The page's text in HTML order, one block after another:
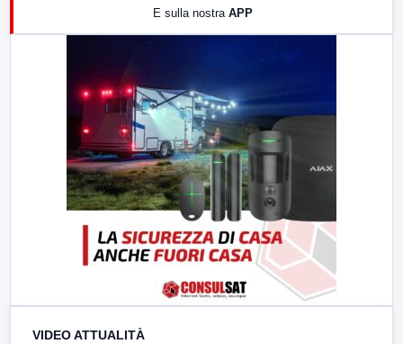
E sulla nostra APP
VIDEO ATTUALITÀ